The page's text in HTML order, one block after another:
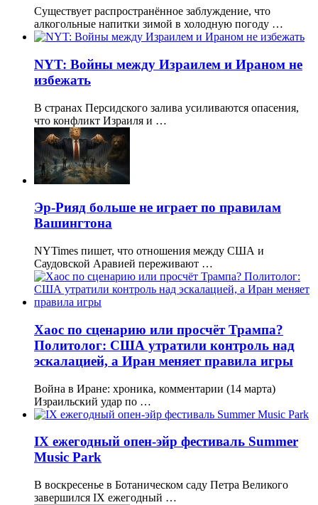
Существует распространённое заблуждение, что
алкогольные напитки зимой в холодную погоду …
NYT: Войны между Израилем и Ираном не
избежать
В странах Персидского залива усиливаются опасения,
что конфликт Израиля и …
Эр-Рияд больше не играет по правилам
Вашингтона
NYTimes пишет, что отношения между США и
Саудовской Аравией переживают …
Хаос по сценарию или просчёт Трампа?
Политолог: США утратили контроль над
эскалацией, а Иран меняет правила игры
Война в Иране: хроника, комментарии (14 марта)
Израильский удар по …
IX ежегодный опен-эйр фестиваль Summer
Music Park
В воскресенье в Ботаническом саду Петра Великого
завершился IX ежегодный …